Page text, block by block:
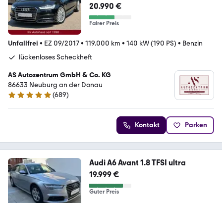
20.990 €
Fairer Preis
Unfallfrei • EZ 09/2017• 119.000 km • 140 kW (190 PS) • Benzin
lückenloses Scheckheft
AS Autozentrum GmbH & Co. KG
86633 Neuburg an der Donau
4.9 Sterne
(689)
Kontakt Parken
Audi A6 Avant 1.8 TFSI ultra
19.999 €
Guter Preis